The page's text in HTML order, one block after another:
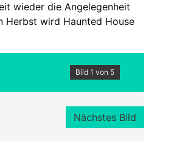
wieder die Angelegenheit
Herbst wird Haunted House
Bild 1 von 5
Nächstes Bild